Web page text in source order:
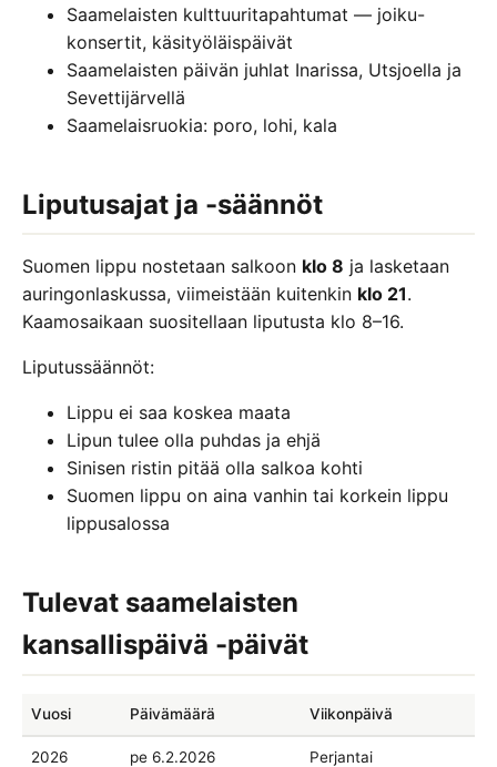
Saamelaisten kulttuuritapahtumat — joiku-
konsertit, käsityöläispäivät
Saamelaisten päivän juhlat Inarissa, Utsjoella ja
Sevettijärvellä
Saamelaisruokia: poro, lohi, kala
Liputusajat ja -säännöt
Suomen lippu nostetaan salkoon klo 8 ja lasketaan
auringonlaskussa, viimeistään kuitenkin klo 21.
Kaamosaikaan suositellaan liputusta klo 8–16.
Liputussäännöt:
Lippu ei saa koskea maata
Lipun tulee olla puhdas ja ehjä
Sinisen ristin pitää olla salkoa kohti
Suomen lippu on aina vanhin tai korkein lippu
lippusalossa
Tulevat saamelaisten
kansallispäivä -päivät
Vuosi Päivämäärä Viikonpäivä
2026 pe 6.2.2026 Perjantai